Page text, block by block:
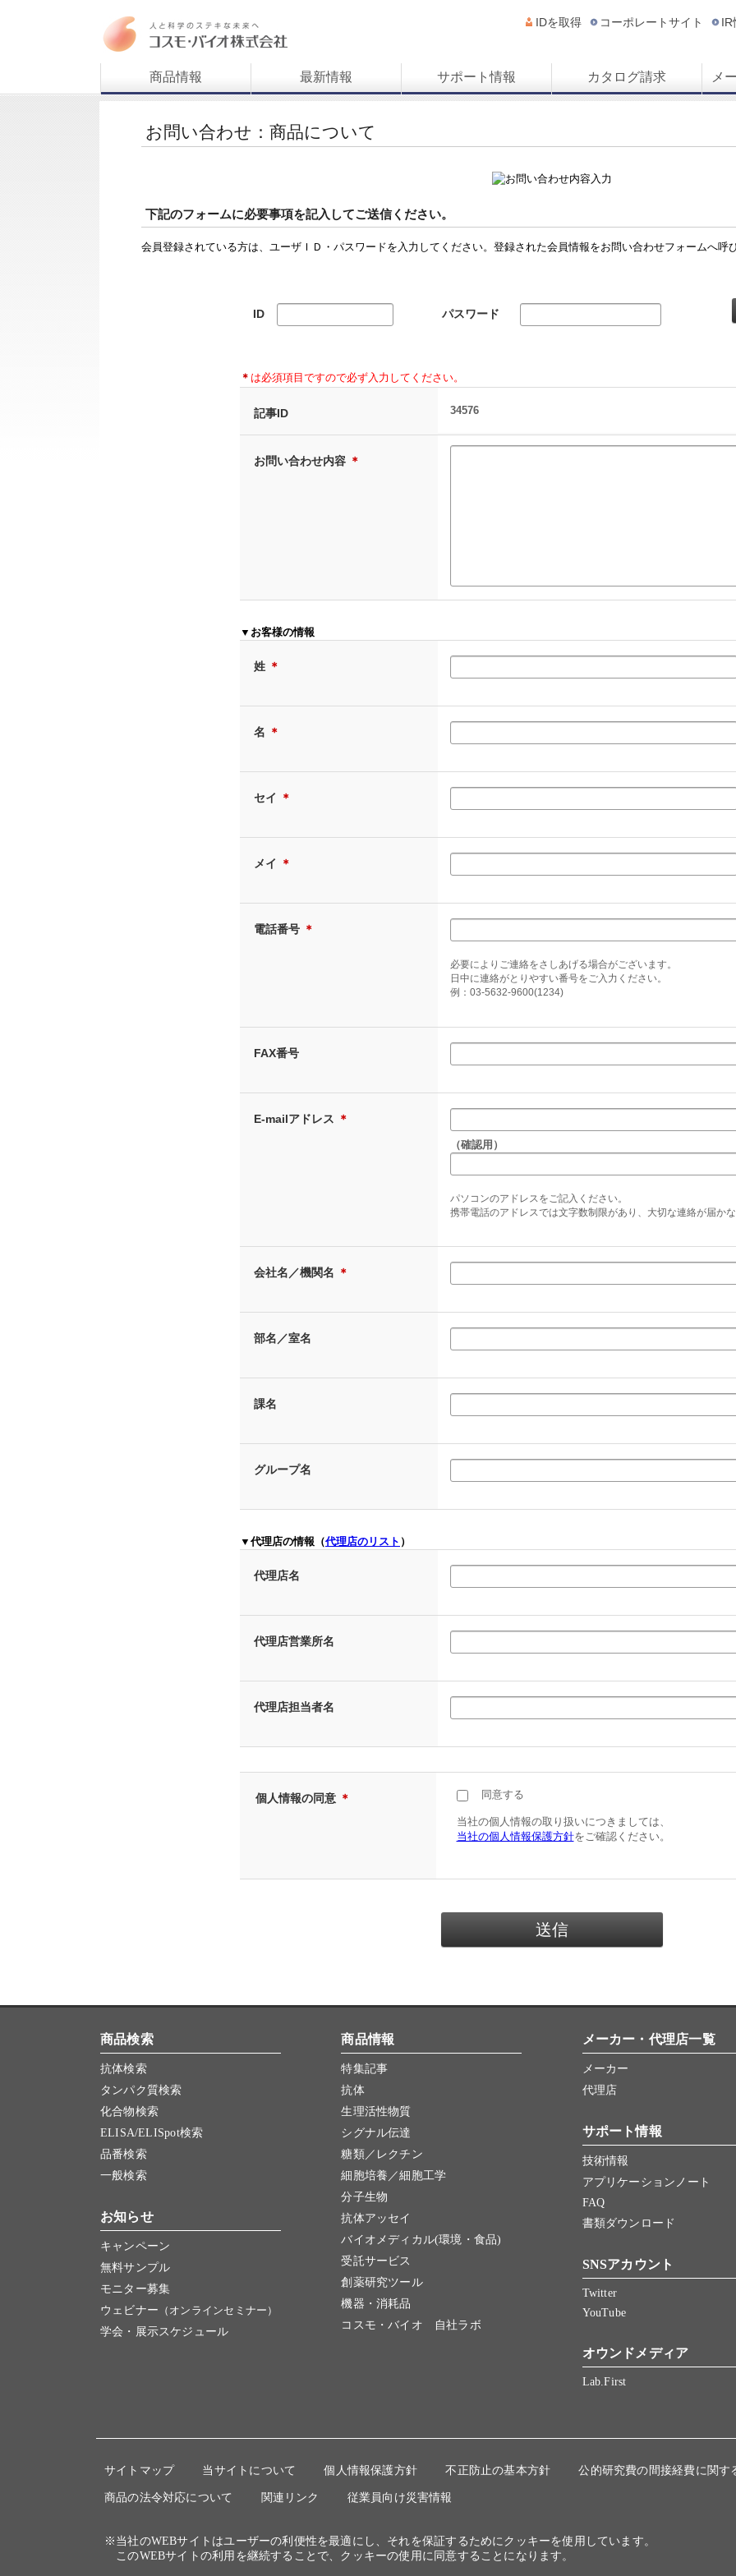
IDを取得 コーポレートサイト IR
商品情報 最新情報 サポート情報 カタログ請求 メ
お問い合わせ：商品について
下記のフォームに必要事項を記入してご送信ください。
会員登録されている方は、ユーザＩＤ・パスワードを入力してください。登録された会員情報をお問い合わせフォームへ呼
ID パスワード
＊ は必須項目ですので必ず入力してください。
記事ID 34576
お問い合わせ内容 ＊
▼お客様の情報
姓 ＊
名 ＊
セイ ＊
メイ ＊
電話番号 ＊
必要によりご連絡をさしあげる場合がございます。
日中に連絡がとりやすい番号をご入力ください。
例：03-5632-9600(1234)
FAX番号
E-mailアドレス ＊
（確認用）
パソコンのアドレスをご記入ください。
携帯電話のアドレスでは文字数制限があり、大切な連絡が届かな
会社名／機関名 ＊
部名／室名
課名
グループ名
▼代理店の情報（代理店のリスト ）
代理店名
代理店営業所名
代理店担当者名
個人情報の同意 ＊ 同意する
当社の個人情報の取り扱いにつきましては、
当社の個人情報保護方針をご確認ください。
商品検索
抗体検索
タンパク質検索
化合物検索
ELISA/ELISpot検索
品番検索
一般検索
お知らせ
キャンペーン
無料サンプル
モニター募集
ウェビナー （オンラインセミナー）
学会・展示スケジュール
商品情報
特集記事
抗体
生理活性物質
シグナル伝達
糖類／レクチン
細胞培養／細胞工学
分子生物
抗体アッセイ
バイオメディカル(環境・食品)
受託サービス
創薬研究ツール
機器・消耗品
コスモ・バイオ 自社ラボ
メーカー・代理店一覧
メーカー
代理店
サポート情報
技術情報
アプリケーションノート
FAQ
書類ダウンロード
SNSアカウント
Twitter
YouTube
オウンドメディア
Lab.First
サイトマップ 当サイトについて 個人情報保護方針 不正防止の基本方針 公的研究費の間接経費に関す
商品の法令対応について 関連リンク 従業員向け災害情報
※当社のWEBサイトはユーザーの利便性を最適にし、それを保証するためにクッキーを使用しています。
このWEBサイトの利用を継続することで、クッキーの使用に同意することになります。